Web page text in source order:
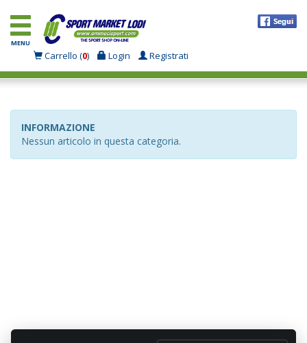
MENU
Carrello (0) Login Registrati
INFORMAZIONE
Nessun articolo in questa categoria.